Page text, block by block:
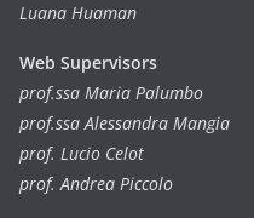
Luana Huaman
Web Supervisors
prof.ssa Maria Palumbo
prof.ssa Alessandra Mangia
prof. Lucio Celot
prof. Andrea Piccolo